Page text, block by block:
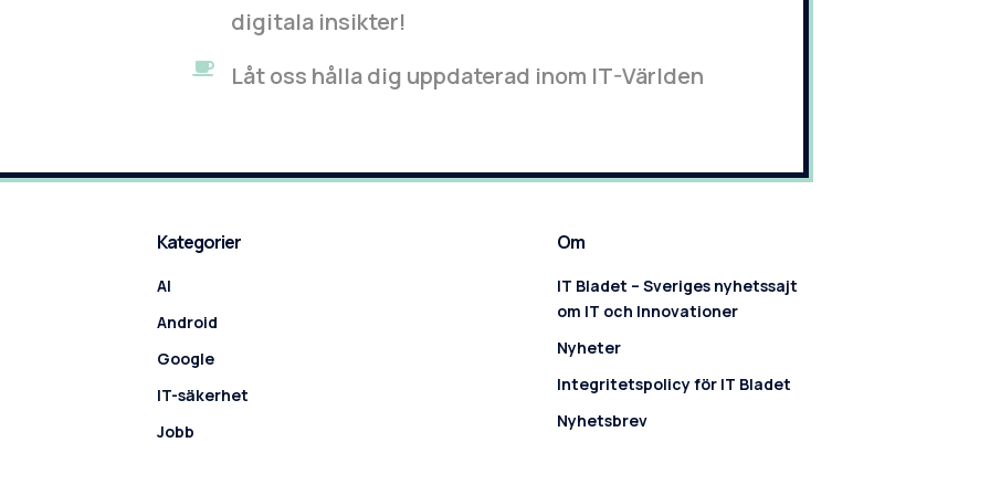
digitala insikter!
Låt oss hålla dig uppdaterad inom IT-Världen
Kategorier
AI
Android
Google
IT-säkerhet
Jobb
Om
IT Bladet – Sveriges nyhetssajt
om IT och Innovationer
Nyheter
Integritetspolicy för IT Bladet
Nyhetsbrev